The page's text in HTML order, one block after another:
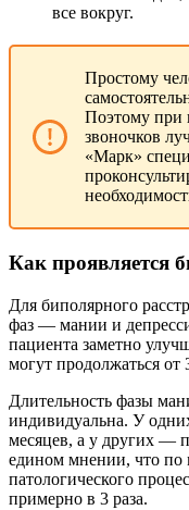
все вокруг.
Простому
Поэтому при
звоночков
«Марк»
Как проявляется
Для биполярного
фаз — мании и
пациента заметно
могут продолжаться от
Длительность фазы
индивидуальна. У
месяцев, а у других —
едином мнении, что по
патологического
примерно в 3 раза.